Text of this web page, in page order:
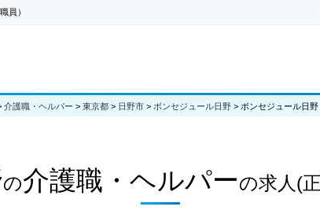
員）
介護職・ヘルパー > 東京都 > 日野市 > ボンセジュール日野 > ボンセジュール日
の介護職・ヘルパーの求人 (